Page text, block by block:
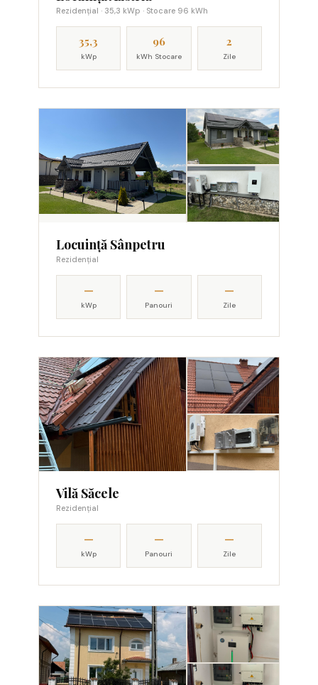
Rezidențial · 35,3 kWp · Stocare 96 kWh
35,3
kWp
96
kWh Stocare
2
Zile
Locuință Sânpetru
Rezidențial
—
kWp
—
Panouri
—
Zile
Vilă Săcele
Rezidențial
—
kWp
—
Panouri
—
Zile